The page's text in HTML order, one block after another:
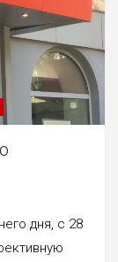
дня, с 28